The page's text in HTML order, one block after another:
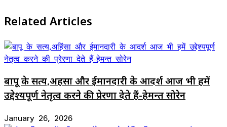
Related Articles
बापू के सत्य,अहिंसा और ईमानदारी के आदर्श आज भी हमें
उद्देश्यपूर्ण नेतृत्व करने की प्रेरणा देते हैं-हेमन्त सोरेन
January 26, 2026